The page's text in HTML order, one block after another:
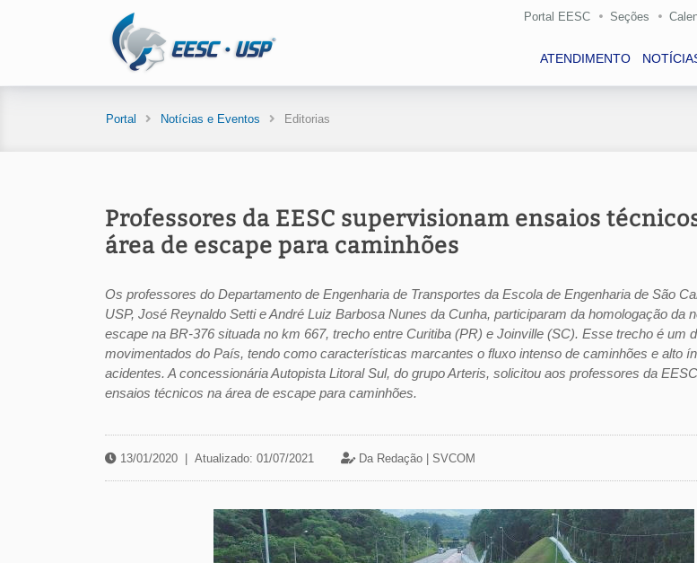
Portal EESC Seções
ATENDIMENTO
Portal Notícias e Eventos Editorias
Professores da EESC supervisionam ensaios
área de escape para caminhões
Os professores do Departamento de Engenharia de Transportes da Escola de Engenharia de São
USP, José Reynaldo Setti e André Luiz Barbosa Nunes da Cunha, participaram da homologação da
escape na BR-376 situada no km 667, trecho entre Curitiba (PR) e Joinville (SC). Esse trecho é um
movimentados do País, tendo como características marcantes o fluxo intenso de caminhões e alto
acidentes. A concessionária Autopista Litoral Sul, do grupo Arteris, solicitou aos professores da
ensaios técnicos na área de escape para caminhões.
13/01/2020 Atualizado: 01/07/2021 Da Redação | SVCOM